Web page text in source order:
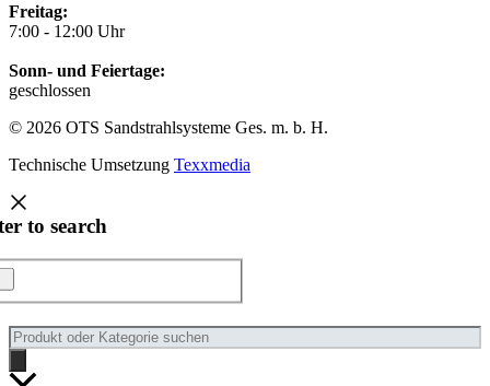
Freitag:
7:00 - 12:00 Uhr
Sonn- und Feiertage:
geschlossen
© 2026 OTS Sandstrahlsysteme Ges. m. b. H.
Technische Umsetzung Texxmedia
to search
Products
search